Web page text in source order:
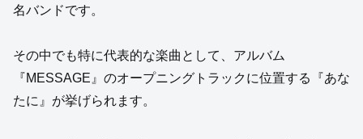
名バンドです。
その中でも特に代表的な楽曲として、アルバム
『MESSAGE』のオープニングトラックに位置する『あな
たに』が挙げられます。